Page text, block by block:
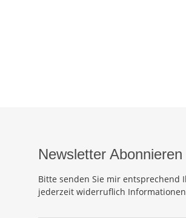
Newsletter Abonnieren
Bitte senden Sie mir entsprechend
jederzeit widerruflich